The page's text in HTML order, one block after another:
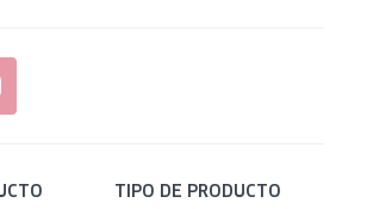
TIPO DE PRODUCTO